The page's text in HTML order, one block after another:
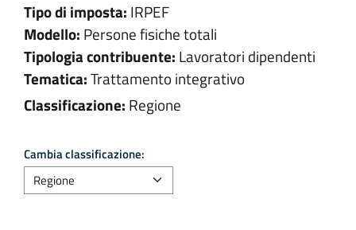
Tipo di imposta: IRPEF
Modello: Persone fisiche totali
Tipologia contribuente: Lavoratori dipendenti
Tematica:Trattamento integrativo
Classificazione: Regione
Cambia classificazione: